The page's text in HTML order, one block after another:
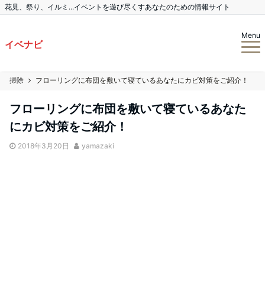
花見、祭り、イルミ...イベントを遊び尽くすあなたのための情報サイト
イベナビ
Menu
掃除 フローリングに布団を敷いて寝ているあなたにカビ対策をご紹介！
フローリングに布団を敷いて寝ているあなた
にカビ対策をご紹介！
2018年3月20日 yamazaki